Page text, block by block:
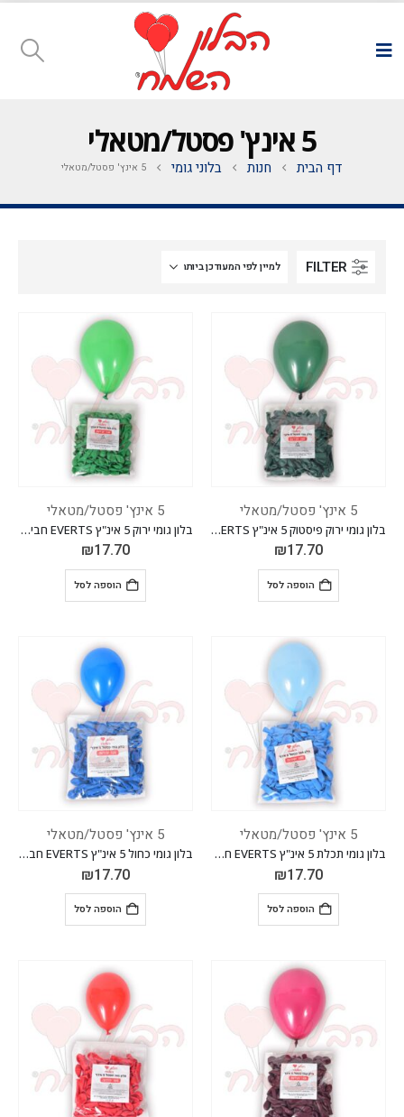
5 אינץ' פסטל/מטאלי
דף הבית חנות בלוני גומי 5 אינץ' פסטל/מטאלי
FILTER
5 אינץ' פסטל/מטאלי
בלון גומי ירוק פיסטוק 5 אינ"ץ EVERTS חבילה של 100 יח'
₪17.70
הוספה לסל
5 אינץ' פסטל/מטאלי
בלון גומי ירוק 5 אינ"ץ EVERTS חבילה של 100 יח'
₪17.70
הוספה לסל
5 אינץ' פסטל/מטאלי
בלון גומי תכלת 5 אינ"ץ EVERTS חבילה של 100 יח'
₪17.70
הוספה לסל
5 אינץ' פסטל/מטאלי
בלון גומי כחול 5 אינ"ץ EVERTS חבילה של 100 יח'
₪17.70
הוספה לסל